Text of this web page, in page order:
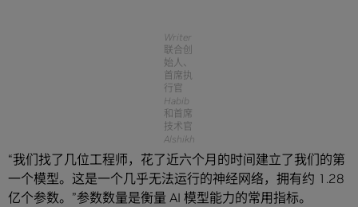
Writer
联合创
始人、
首席执
行官
Habib
和首席
技术官
Alshikh
“我们找了几位工程师，花了近六个月的时间建立了我们的第
一个模型。这是一个几乎无法运行的神经网络，拥有约 1.28
亿个参数。”参数数量是衡量 AI 模型能力的常用指标。